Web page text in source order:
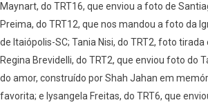
Maynart, do TRT16, que enviou a foto de
Preima, do TRT12, que nos mandou a foto da
de Itaiópolis-SC; Tania Nisi, do TRT2, foto
Regina Brevidelli, do TRT2, que enviou foto do
do amor, construído por Shah Jahan em
favorita; e lysangela Freitas, do TRT6, que